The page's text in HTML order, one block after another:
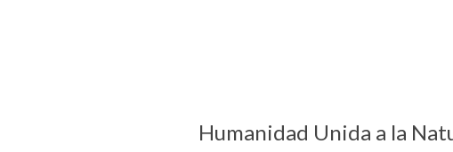
Humanidad Unida a la